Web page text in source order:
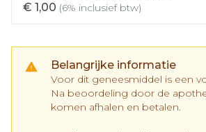
€ 1,00 (6% inclusief btw)
Belangrijke informatie
Voor dit geneesmiddel is een
Na beoordeling door de
komen afhalen en betalen.